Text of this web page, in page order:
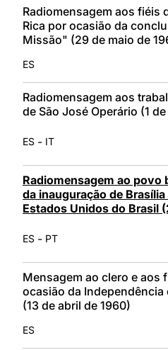
Radiomensagem aos fiéis
Rica por ocasião da
Missão" (29 de maio de
ES
Radiomensagem aos
de São José Operário (1
ES - IT
Radiomensagem ao povo
da inauguração de
Estados Unidos do Brasil
ES - PT
Mensagem ao clero e aos
ocasião da Independência
(13 de abril de 1960)
ES